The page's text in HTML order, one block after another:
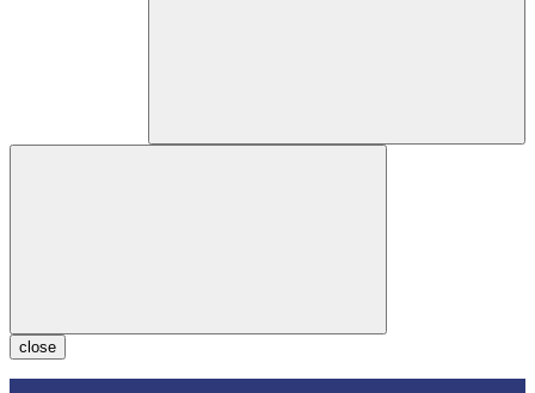
close